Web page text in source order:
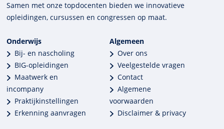
Samen met onze top­docenten bieden we innova­tieve
opleidingen, cursussen en congres­sen op maat.
Onderwijs
Bij- en nascholing
BIG-opleidingen
Maatwerk en
incompany
Praktijkinstellingen
Erkenning aanvragen
Algemeen
Over ons
Veelgestelde vragen
Contact
Algemene
voorwaarden
Disclaimer & privacy